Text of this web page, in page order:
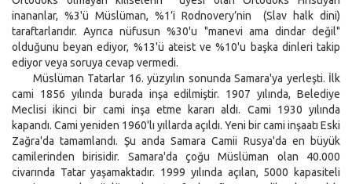
inananlar, %3'ü Müslüman, %1’i Rodnovery’nin (Slav halk dini)
taraftarlarıdır. Ayrıca nüfusun %30'u "manevi ama dindar değil"
olduğunu beyan ediyor, %13'ü ateist ve %10'u başka dinleri takip
ediyor veya soruya cevap vermedi.
Müslüman Tatarlar 16. yüzyılın sonunda Samara'ya yerleşti. İlk
cami 1856 yılında burada inşa edilmiştir. 1907 yılında, Belediye
Meclisi ikinci bir cami inşa etme kararı aldı. Cami 1930 yılında
kapandı. Cami yeniden 1960'lı yıllarda açıldı. Yeni bir cami inşaatı Eski
Zağra'da tamamlandı. Şu anda Samara Camii Rusya'da en büyük
camilerinden birisidir. Samara'da çoğu Müslüman olan 40.000
civarında Tatar yaşamaktadır. 1999 yılında açılan, 5000 kapasiteli